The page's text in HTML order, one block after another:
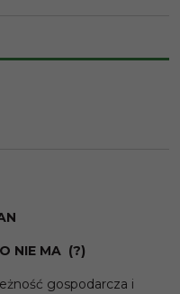
NIE MA (?)
gospodarcza i